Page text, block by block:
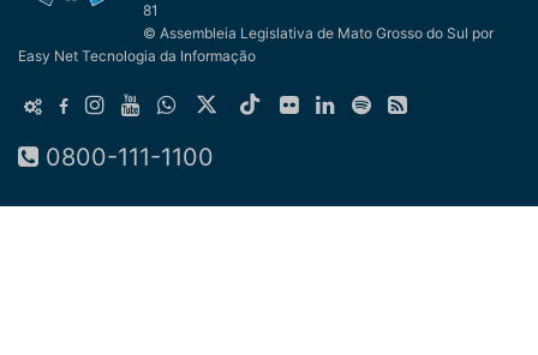
81
© Assembleia Legislativa de Mato Grosso do Sul por
Easy Net Tecnologia da Informação
0800-111-1100